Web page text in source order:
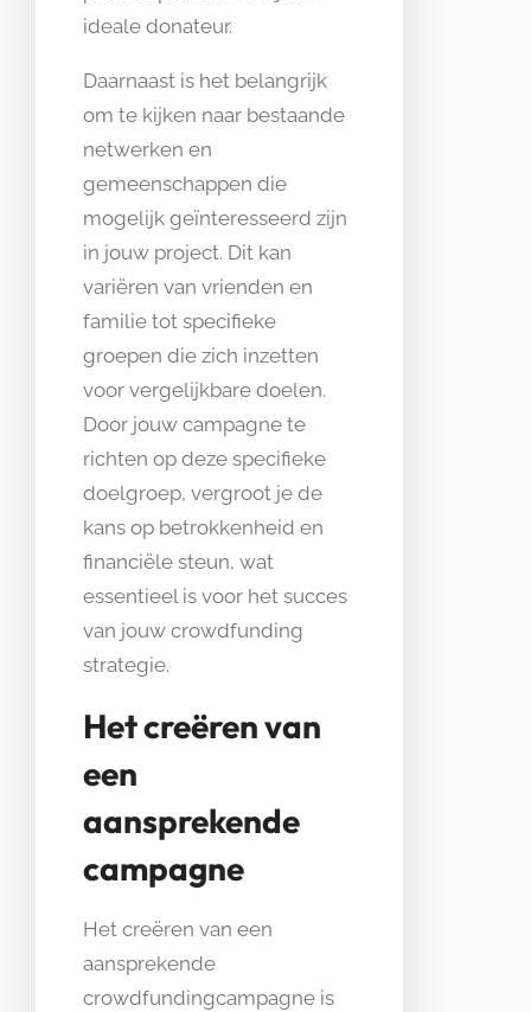
ideale donateur.
Daarnaast is het belangrijk
om te kijken naar bestaande
netwerken en
gemeenschappen die
mogelijk geïnteresseerd zijn
in jouw project. Dit kan
variëren van vrienden en
familie tot specifieke
groepen die zich inzetten
voor vergelijkbare doelen.
Door jouw campagne te
richten op deze specifieke
doelgroep, vergroot je de
kans op betrokkenheid en
financiële steun, wat
essentieel is voor het succes
van jouw crowdfunding
strategie.
Het creëren van
een
aansprekende
campagne
Het creëren van een
aansprekende
crowdfundingcampagne is